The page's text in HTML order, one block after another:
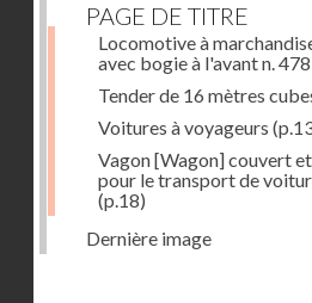
PAGE DE TITRE
Locomotive à
avec bogie à l'avant n.
Tender de 16 mètres
Voitures à voyageurs
Vagon [Wagon] couvert
pour le transport de
(p.18)
Dernière image